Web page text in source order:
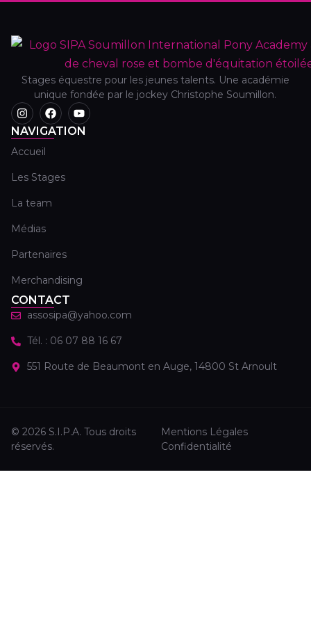
Stages équestre pour les jeunes talents. Une académie
unique fondée par le jockey Christophe Soumillon.
NAVIGATION
Accueil
Les Stages
La team
Médias
Partenaires
Merchandising
CONTACT
assosipa@yahoo.com
Tél. : 06 07 88 16 67
551 Route de Beaumont en Auge, 14800 St Arnoult
© 2026 S.I.P.A. Tous droits
réservés.
Mentions Légales
Confidentialité